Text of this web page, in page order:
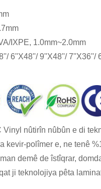
IXPE, 1.0mm~2.0mm
6''X48''/ 9''X48''/ 7''X36''/
Vinyl nûtirîn nûbûn e di
kevir-polîmer e, ne tenê
demê de îstîqrar,
ji teknolojiya pêta